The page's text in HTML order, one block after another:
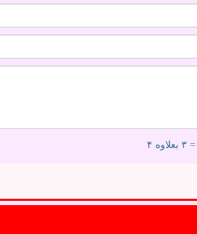
= ۳ بعلاوه ۴